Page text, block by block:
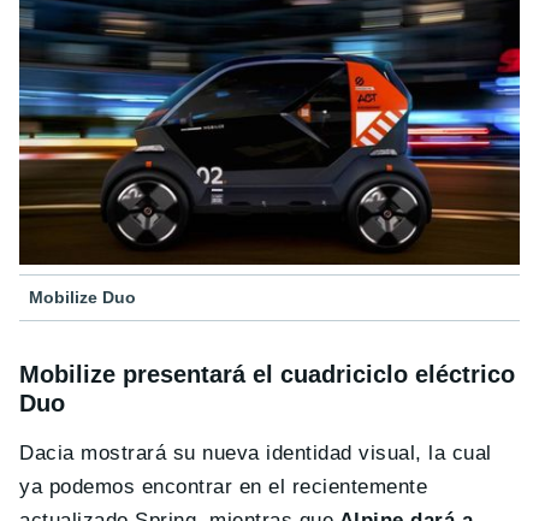
Mobilize Duo
Mobilize presentará el cuadriciclo eléctrico
Duo
Dacia mostrará su nueva identidad visual, la cual
ya podemos encontrar en el recientemente